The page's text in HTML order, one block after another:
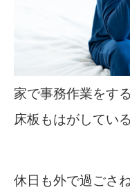
家で事務作業をす
床板もはがしてい
休日も外で過ごさ